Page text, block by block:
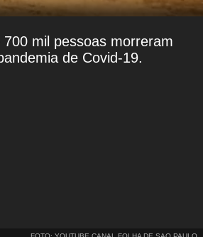
mil pessoas morreram
de Covid-19.